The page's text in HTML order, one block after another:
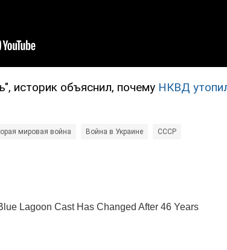
историк объяснил, почему НКВД
мировая война Война в Украине СССР